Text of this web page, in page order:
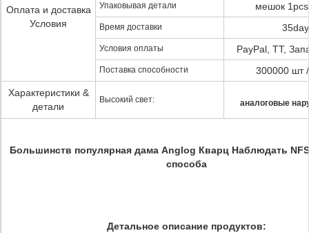
Оплата и доставка
Условия
Упаковывая детали мешок
Время доставки
Условия оплаты PayPal, TT,
Поставка способности
300000 шт
Характеристики &
детали
Высокий свет: аналоговые
Большинств популярная дама Anglog Кварц Наблюдать
способа
Детальное описание продуктов: